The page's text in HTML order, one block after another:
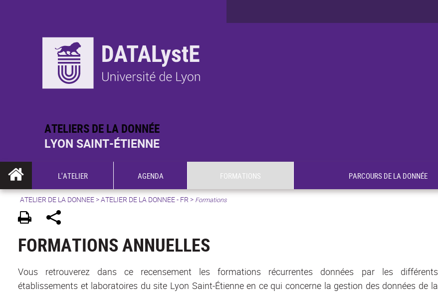
ATELIERS DE LA DONNÉE
LYON SAINT-ÉTIENNE
L'ATELIER AGENDA FORMATIONS PARCOURS DE LA DONNÉE
ATELIER DE LA DONNEE>ATELIER DE LA DONNEE - FR > Formations
FORMATIONS ANNUELLES
Vous retrouverez dans ce recensement les formations récurrentes données par les différents
établissements et laboratoires du site Lyon Saint-Étienne en ce qui concerne la gestion des données de la